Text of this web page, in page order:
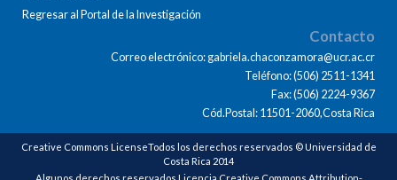
Regresar al Portal de la Investigación
Contacto
Correo electrónico: gabriela.chaconzamora@ucr.ac.cr
Teléfono: (506) 2511-1341
Fax: (506) 2224-9367
Cód.Postal: 11501-2060,Costa Rica
Creative Commons LicenseTodos los derechos reservados © Universidad de
Costa Rica 2014